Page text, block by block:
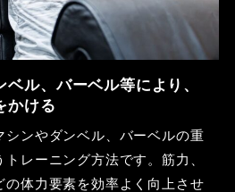
ル、バーベル等により、
かける
シンやダンベル、バーベルの重
レーニング方法です。筋力、
の体力要素を効率よく向上させ